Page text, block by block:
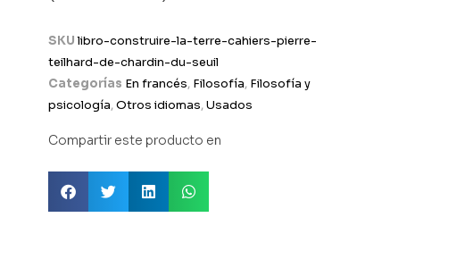
SKUlibro-construire-la-terre-cahiers-pierre-
teilhard-de-chardin-du-seuil
Categorías En francés, Filosofía, Filosofía y
psicología,Otros idiomas,Usados
Compartir este producto en